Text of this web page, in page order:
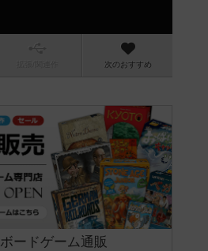
次のおすすめ
ボードゲーム通販